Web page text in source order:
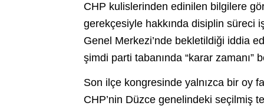
CHP kulislerinden edinilen bilgilere
gerekçesiyle hakkında disiplin süreci
Genel Merkezi’nde bekletildiği iddia
şimdi parti tabanında “karar
Son ilçe kongresinde yalnızca bir oy
CHP’nin Düzce genelindeki seçilmiş